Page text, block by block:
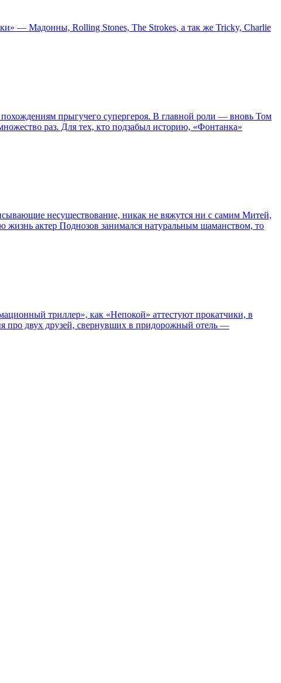
— Мадонны, Rolling Stones, The Strokes, а так же Tricky, Charlie
прыгучего супергероя. В главной роли — вновь Том
раз. Для тех, кто подзабыл историю, «Фонтанка»
несуществование, никак не вяжутся ни с самим Митей,
актер Поднозов занимался натуральным шаманством, то
триллер», как «Непокой» аттестуют прокатчики, в
про двух друзей, свернувших в придорожный отель —